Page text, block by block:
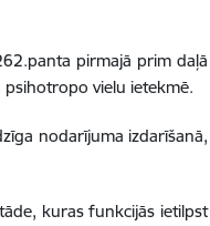
pirmajā prim daļā
vielu ietekmē.
nodarījuma izdarīšanā,
kuras funkcijās ietilpst